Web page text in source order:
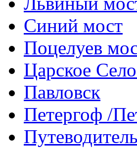
Синий мост
Поцелуев
Царское
Павловск
Петергоф /